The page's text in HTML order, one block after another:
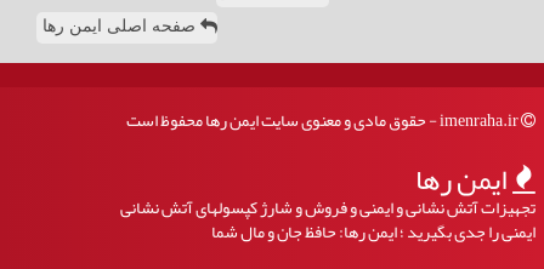
صفحه اصلی ایمن رها
ایمن رها
تجهیزات آتش نشانی و ایمنی و فروش و شارژ کپسولهای آتش نشانی
ایمنی را جدی بگیرید ؛ ایمن رها: حافظ جان و مال شما